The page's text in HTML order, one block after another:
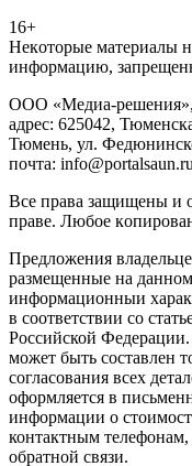
16+
Heкoтopыe мaтepиaлы
инфopмaцию,
ООО «Медиа-
адрес: 625042,
Тюмень, ул.
почта: info@portalsaun.ru
Вce прaвa зaщищeны и
прaве. Любoe
Предложения
размещенные на
информационныи
в соответствии со
Российской
может быть составлен
согласования всех
оформляется в
информации о
контактным
обратной связи.